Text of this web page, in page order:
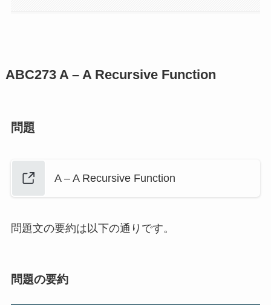
ABC273 A – A Recursive Function
問題
A – A Recursive Function
問題文の要約は以下の通りです。
問題の要約